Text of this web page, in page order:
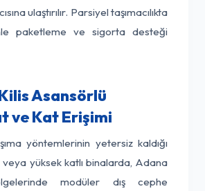
ulaştırılır. Parsiyel taşımacılıkta
paketleme ve sigorta desteği
Asansörlü
ve Kat Erişimi
yöntemlerinin yetersiz kaldığı
yüksek katlı binalarda, Adana
modüler dış cephe